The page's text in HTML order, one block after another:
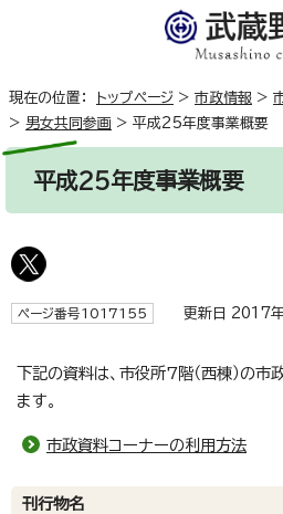
現在の位置： トップページ > 市政情報 >
> 男女共同参画 > 平成25年度事業概要
平成25年度事業概要
ページ番号1017155 更新日 2017年
下記の資料は、市役所7階（西棟）の
ます。
市政資料コーナーの利用方法
刊行物名